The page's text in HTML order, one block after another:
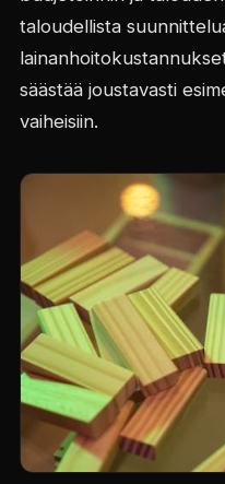
taloudellista
säästää joustavasti
vaiheisiin.